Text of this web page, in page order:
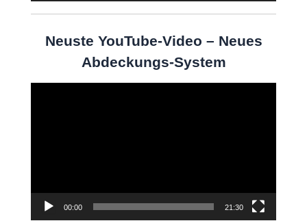
Neuste YouTube-Video – Neues
Abdeckungs-System
00:00 21:30